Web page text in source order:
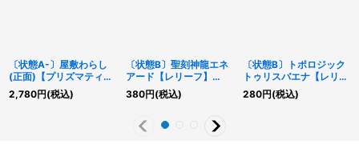
〔状態A-〕屋敷わらし
(正面)【プリズマティッ
クシークレット】
{PAC1-JP017}《モンス
2,780円(税込)
〔状態B〕聖刻神龍エネ
アード【レリーフ】
{GAOV-JP048}《エク
シーズ》
380円(税込)
〔状態B〕トポロジック
トゥリスバエナ【レリー
フ】{FLOD-JP036}
《リンク》
280円(税込)